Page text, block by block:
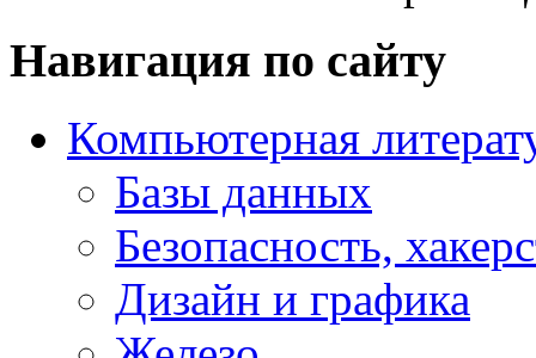
Навигация по сайту
Компьютерная
Базы данных
Безопасность,
Дизайн и графика